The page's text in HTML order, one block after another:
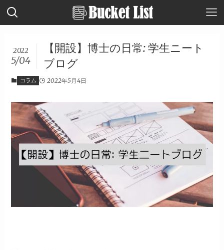
【開設】博士の日常: 学生ニート
ブログ
2022
5/04
コラム 2022年5月4日